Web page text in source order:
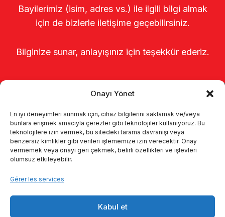
Onayı Yönet
En iyi deneyimleri sunmak için, cihaz bilgilerini saklamak ve/veya
bunlara erişmek amacıyla çerezler gibi teknolojiler kullanıyoruz. Bu
teknolojilere izin vermek, bu sitedeki tarama davranışı veya
benzersiz kimlikler gibi verileri işlememize izin verecektir. Onay
vermemek veya onayı geri çekmek, belirli özellikleri ve işlevleri
olumsuz etkileyebilir.
Gérer les services
Kabul et
Bayilerimiz (isim, adres vs.) ile ilgili bilgi almak
için de bizlerle iletişime geçebilirsiniz.
Bilginize sunar, anlayışınız için teşekkür ederiz.
Page d’accueil
À propos de nous
Kalite politikamız
Communication